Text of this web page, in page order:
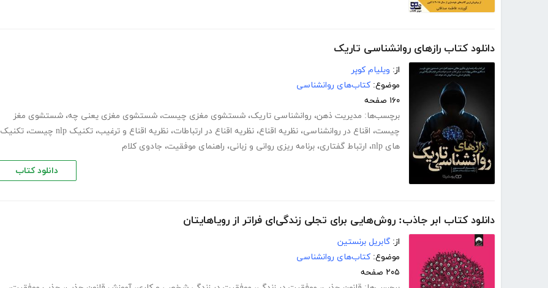
دانلود کتاب رازهای روانشناسی تاریک
از: ویلیام کوپر
موضوع: کتاب‌های روانشناسی
۱۶۰ صفحه
برچسب‌ها: مدیریت ذهن، روانشناسی تاریک، شستشوی مغزی چیست، شستشوی مغزی یعنی چه، شستشوی مغز
چیست، اقناع در روانشناسی، نظریه اقناع، نظریه اقناع در ارتباطات، نظریه اقناع و ترغیب، تکنیک nlp چیست ، تکنیک
های nlp
، ارتباط گفتاری، برنامه ریزی روانی و زبانی، راهنمای موفقیت، جادوی کلام
دانلود کتاب
دانلود کتاب ابر جاذب: روش‌هایی برای تجلی زندگی‌ای فراتر از رویاهایتان
از: گابریل برنستین
موضوع: کتاب‌های روانشناسی
۲۰۵ صفحه